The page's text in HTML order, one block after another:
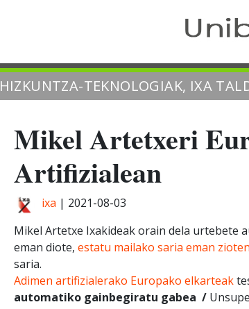
HIZKUNTZA-TEKNOLOGIAK, IXA
Mikel Artetxeri
Artifizialean
ixa | 2021-08-03
Mikel Artetxe Ixakideak orain dela urtebete
eman diote, estatu mailako saria eman
saria.
Adimen artifizialerako Europako elkarteak
automatiko gainbegiratu gabea /